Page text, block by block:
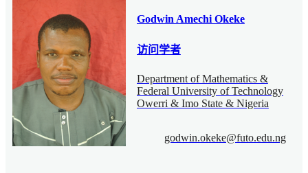
Godwin Amechi Okeke
访问学者
Department of Mathematics &
Federal University of Technology
Owerri & Imo State & Nigeria
godwin.okeke@futo.edu.ng